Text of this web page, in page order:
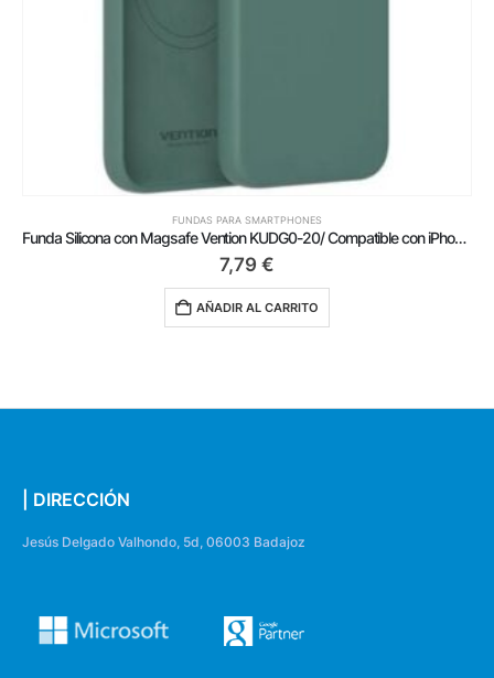
FUNDAS PARA SMARTPHONES
Funda Silicona con Magsafe Vention KUDG0-20/ Compatible con iPhone 13 Mini/ Verde
7,79 €
AÑADIR AL CARRITO
| DIRECCIÓN
Jesús Delgado Valhondo, 5d, 06003 Badajoz